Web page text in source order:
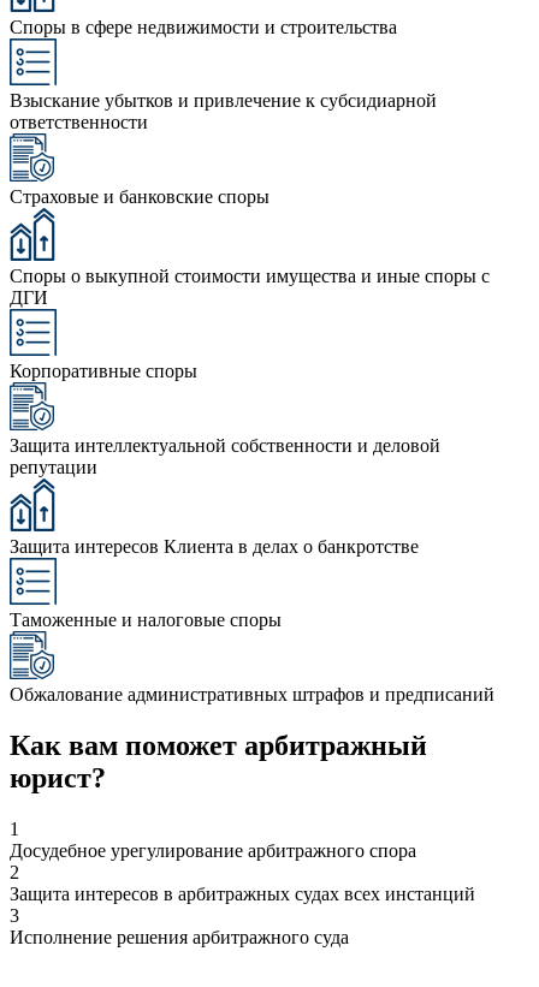
Споры в сфере недвижимости и строительства
Взыскание убытков и привлечение к субсидиарной
ответственности
Страховые и банковские споры
Споры о выкупной стоимости имущества и иные споры с
ДГИ
Корпоративные споры
Защита интеллектуальной собственности и деловой
репутации
Защита интересов Клиента в делах о банкротстве
Таможенные и налоговые споры
Обжалование административных штрафов и предписаний
Как вам поможет арбитражный
юрист?
1
Досудебное урегулирование арбитражного спора
2
Защита интересов в арбитражных судах всех инстанций
3
Исполнение решения арбитражного суда